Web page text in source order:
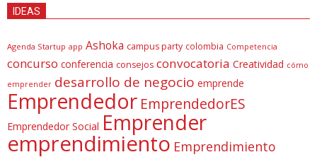
IDEAS
Agenda Startup app Ashoka campus party colombia Competencia
concurso conferencia consejos convocatoria Creatividad cómo
emprender desarrollo de negocio emprende
Emprendedor EmprendedorES
Emprendedor Social Emprender
emprendimiento Emprendimiento